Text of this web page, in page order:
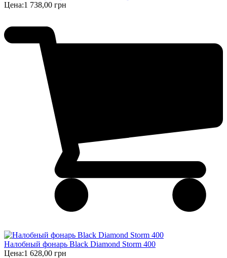
Цена:1 738,00 грн
Налобный фонарь Black Diamond Storm 400
Цена:1 628,00 грн